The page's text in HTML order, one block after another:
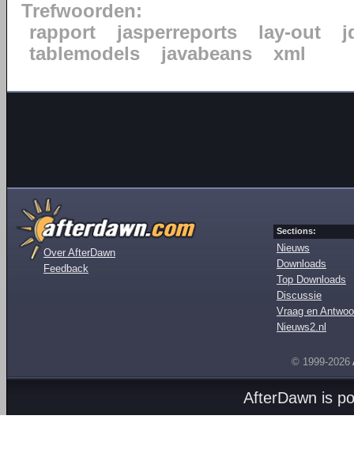
Trefwoorden:
rapport
jasperreports lay-out
tablemodels
javabeans xml
Over AfterDawn
Feedback
Sections:
Nieuws
Downloads
Top Downloads
Discussie
Vraag en
Nieuws2.nl
© 1999-2026
AfterDawn is